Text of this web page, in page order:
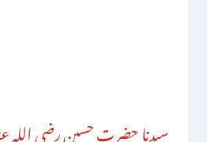
سیدنا حضرت حسین رضی اللہ